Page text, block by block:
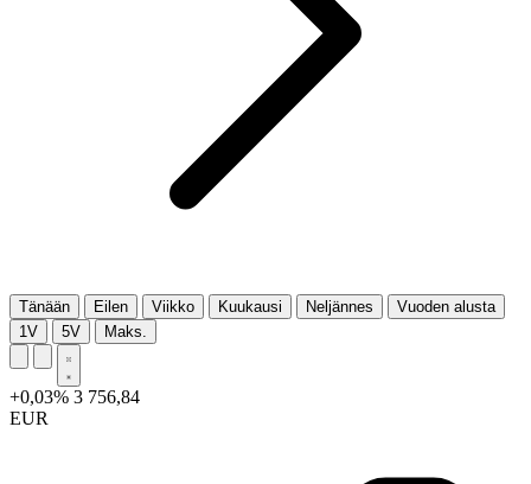
Tänään Eilen Viikko Kuukausi Neljännes
Vuoden alusta
1V
5V Maks.
+0,03% 3 756,84
EUR